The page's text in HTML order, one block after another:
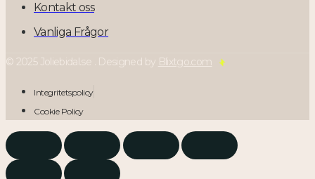
Kontakt oss
Vanliga Frågor
© 2025 Joliebidal.se . Designed by Blixtgo.com
Integritetspolicy
Cookie Policy